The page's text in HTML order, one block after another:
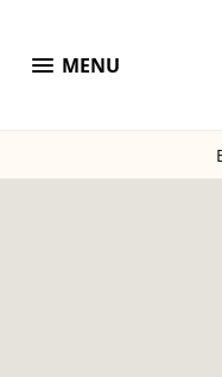
menu MENU